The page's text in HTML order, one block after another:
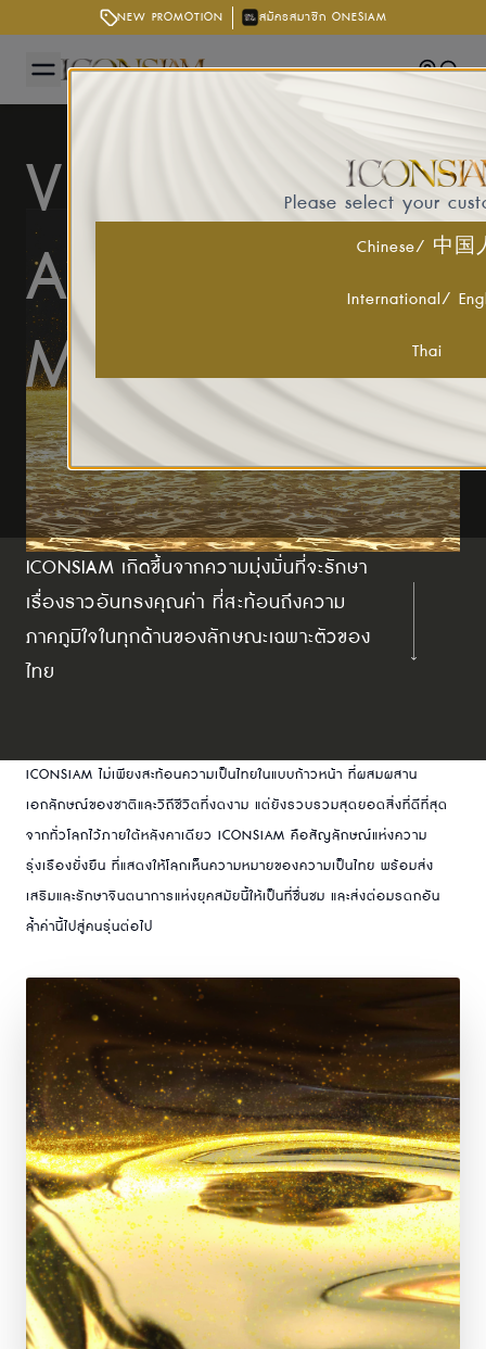
NEW PROMOTION สมัครสมาชิก ONESIAM
Getting
VISION
AND
MISSION
ICONSIAM เกิดขึ้นจากความมุ่งมั่นที่จะรักษา
เรื่องราวอันทรงคุณค่า ที่สะท้อนถึงความ
ภาคภูมิใจในทุกด้านของลักษณะเฉพาะตัวของ
ไทย
ICONSIAM ไม่เพียงสะท้อนความเป็นไทยในแบบก้าวหน้า ที่ผสมผสาน
เอกลักษณ์ของชาติและวิถีชีวิตที่งดงาม แต่ยังรวบรวมสุดยอดสิ่งที่ดีที่สุด
จากทั่วโลกไว้ภายใต้หลังคาเดียว ICONSIAM คือสัญลักษณ์แห่งความ
รุ่งเรืองยั่งยืน ที่แสดงให้โลกเห็นความหมายของความเป็นไทย พร้อมส่ง
เสริมและรักษาจินตนาการแห่งยุคสมัยนี้ให้เป็นที่ชื่นชม และส่งต่อมรดกอัน
ล้ำค่านี้ไปสู่คนรุ่นต่อไป
Please select your
Chinese/ 中国
International/
Thai